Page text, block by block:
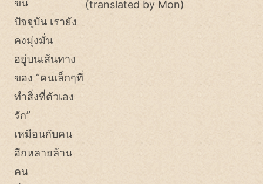
ขึ้น
ปัจจุบัน เรายัง
คงมุ่งมั่น
อยู่บนเส้นทาง
ของ “คนเล็กๆที่
ทำสิ่งที่ตัวเอง
รัก”
เหมือนกับคน
อีกหลายล้าน
คน
(translated by Mon)